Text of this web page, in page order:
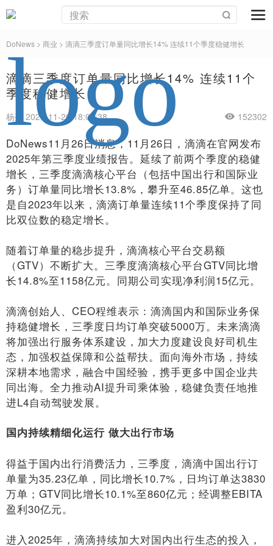
DoNews > 商业 > 滴滴三季度订单量同比增长14% 连续11个季度稳健增长
滴滴三季度订单量同比增长14% 连续11个
季度稳健增长
杨亮 2025-11-26 18:07:38 152302
DoNews11月26日消息，11月26日，滴滴在官网发布
2025年第三季度业绩报告。延续了前两个季度的稳健
增长，三季度滴滴核心平台（包括中国出行和国际业
务）订单量同比增长13.8%，攀升至46.85亿单。这也
是自2023年以来，滴滴订单量连续11个季度保持了同
比双位数的稳定增长。
随着订单量的稳步提升，滴滴核心平台交易额
（GTV）不断扩大。三季度滴滴核心平台GTV同比增
长14.8%至1158亿元。同期公司实现净利润15亿元。
滴滴创始人、CEO程维表示：滴滴国内和国际业务保
持稳健增长，三季度日均订单突破5000万。未来滴滴
将加强出行服务体系建设，加大力度建设良好司机生
态，加强权益保障和公益帮扶。面向海外市场，持续
深耕本地需求，融合中国经验，携手更多中国企业共
同出海。全力推动AI提升司乘体验，稳健负责任地推
进L4自动驾驶发展。
国内持续精细化运行 做大出行市场
得益于国内出行消费活力，三季度，滴滴中国出行订
单量为35.23亿单，同比增长10.7%，日均订单达3830
万单；GTV同比增长10.1%至860亿元；经调整EBITA
盈利30亿元。
进入2025年，滴滴持续加大对国内出行生态的投入，